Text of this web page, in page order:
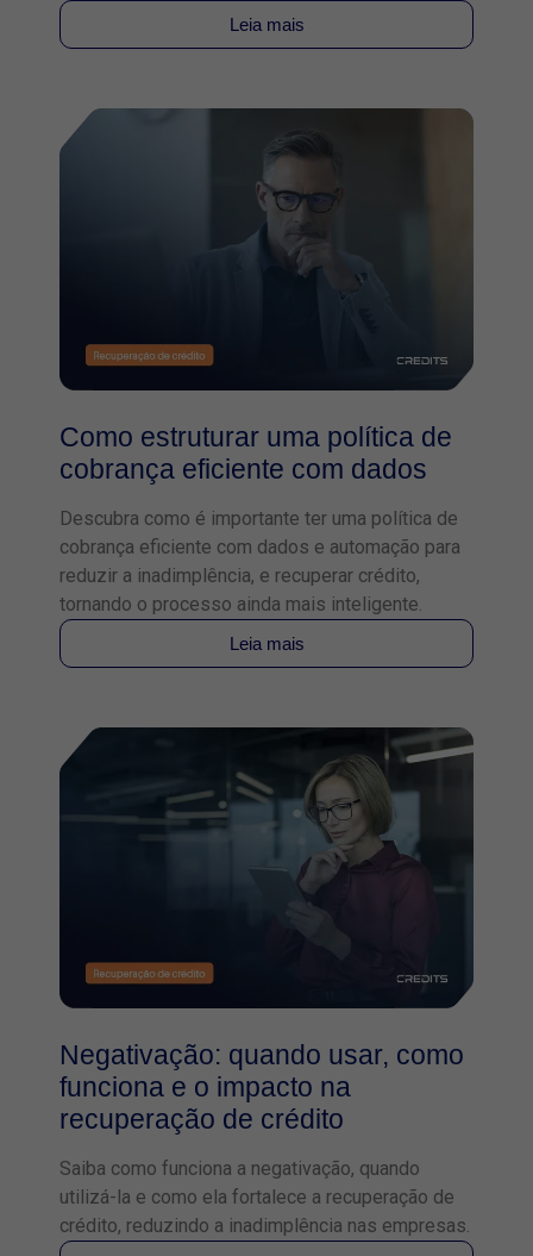
Leia mais
Como estruturar uma política de
cobrança eficiente com dados
Descubra como é importante ter uma política de
cobrança eficiente com dados e automação para
reduzir a inadimplência, e recuperar crédito,
tornando o processo ainda mais inteligente.
Leia mais
Negativação: quando usar, como
funciona e o impacto na
recuperação de crédito
Saiba como funciona a negativação, quando
utilizá-la e como ela fortalece a recuperação de
crédito, reduzindo a inadimplência nas empresas.